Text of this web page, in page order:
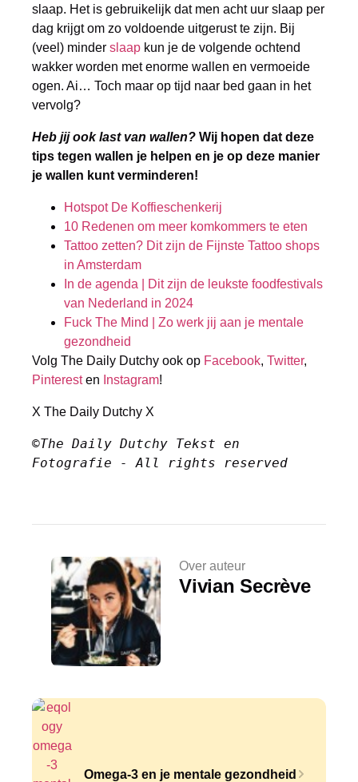
slaap. Het is gebruikelijk dat men acht uur slaap per
dag krijgt om zo voldoende uitgerust te zijn. Bij
(veel) minder slaap kun je de volgende ochtend
wakker worden met enorme wallen en vermoeide
ogen. Ai… Toch maar op tijd naar bed gaan in het
vervolg?
Heb jij ook last van wallen? Wij hopen dat deze
tips tegen wallen je helpen en je op deze manier
je wallen kunt verminderen!
Hotspot De Koffieschenkerij
10 Redenen om meer komkommers te eten
Tattoo zetten? Dit zijn de Fijnste Tattoo shops
in Amsterdam
In de agenda | Dit zijn de leukste foodfestivals
van Nederland in 2024
Fuck The Mind | Zo werk jij aan je mentale
gezondheid
Volg The Daily Dutchy ook op Facebook, Twitter,
Pinteresten Instagram!
X The Daily Dutchy X
©The Daily Dutchy Tekst en
Fotografie - All rights reserved
Over auteur
Vivian Secrève
Omega-3 en je mentale gezondheid